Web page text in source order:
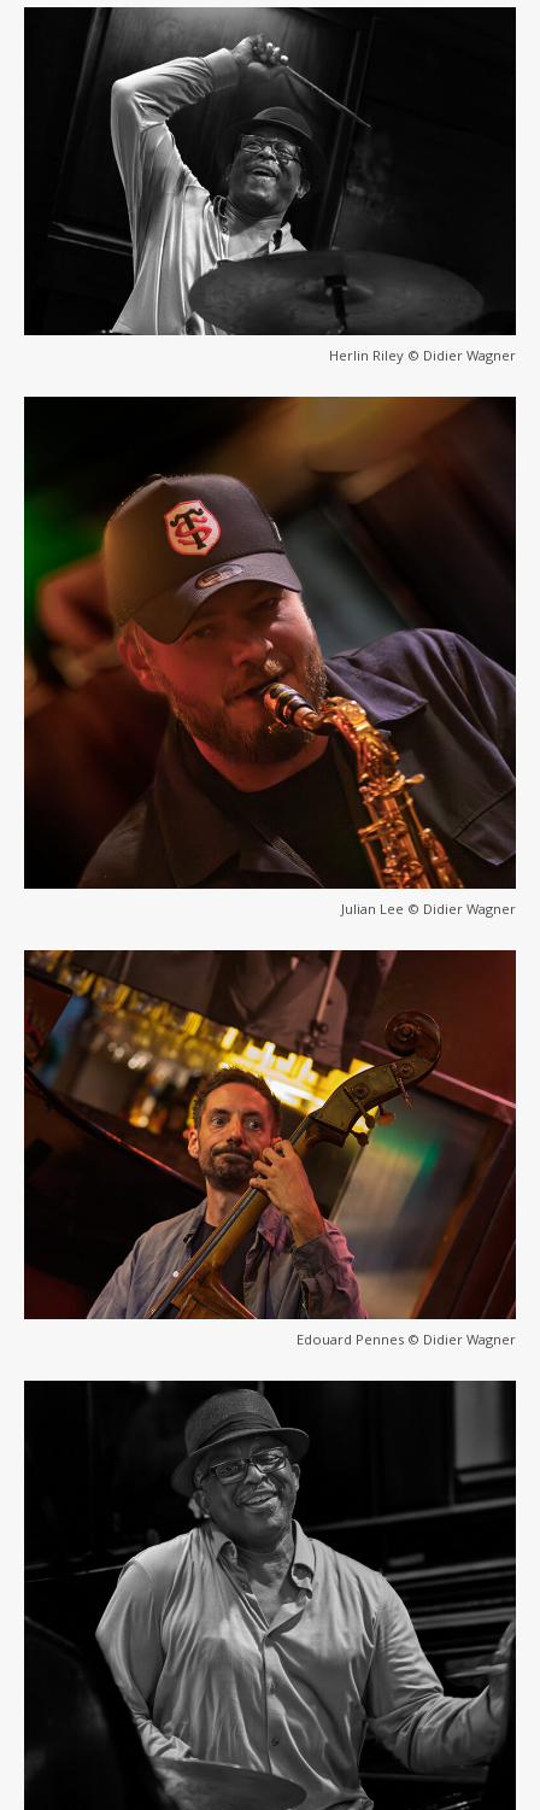
Herlin Riley © Didier Wagner
Julian Lee © Didier Wagner
Edouard Pennes © Didier Wagner